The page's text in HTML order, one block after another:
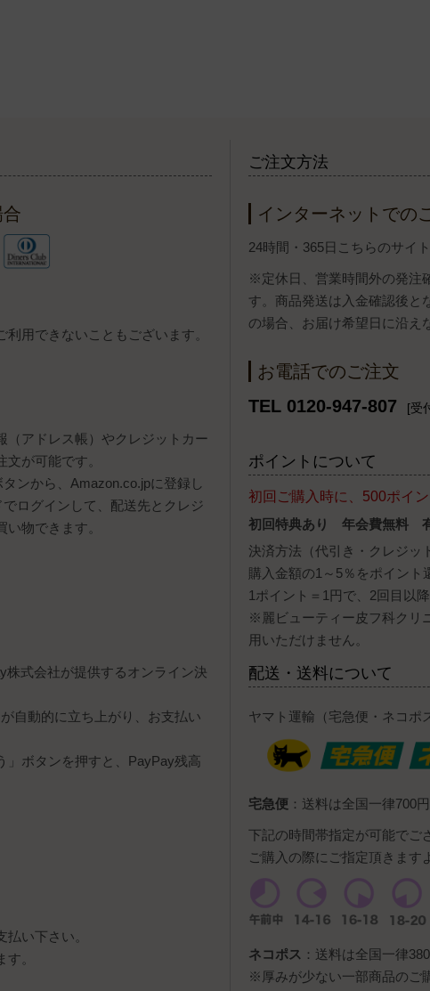
用できないこともございます。
（アドレス帳）やクレジットカー
が可能です。
ンから、Amazon.co.jpに登録し
ログインして、配送先とクレジ
物できます。
式会社が提供するオンライン決
自動的に立ち上がり、お支払い
」ボタンを押すと、PayPay残高
い下さい。
。
ご注文方法
インターネットでの
24時間・365日こちらのサイ
※定休日、営業時間外の発注
す。商品発送は入金確認後と
の場合、お届け希望日に沿え
お電話でのご注文
TEL 0120-947-807
[受
ポイントについて
初回ご購入時に、500ポイ
初回特典あり 年会費無料
決済方法（代引き・クレジッ
購入金額の1～5％をポイント
1ポイント＝1円で、2回目以
※麗ビューティー皮フ科クリ
用いただけません。
配送・送料について
ヤマト運輸（宅急便・ネコポ
宅急便：送料は全国一律700
下記の時間帯指定が可能でご
ご購入の際にご指定頂きます
ネコポス ：送料は全国一律
※厚みが少ない一部商品のご